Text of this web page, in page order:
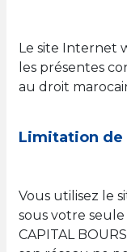
Le site Internet
les présentes
au droit
Limitation de
Vous utilisez le
sous votre
CAPITAL